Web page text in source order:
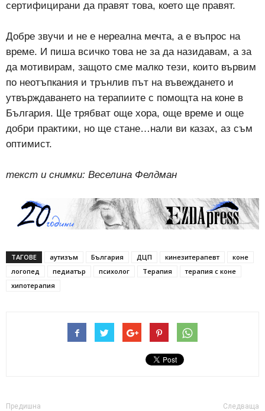
сертифицирани да правят това, което ще правят.
Добре звучи и не е нереална мечта, а е въпрос на
време. И пиша всичко това не за да назидавам, а за
да мотивирам, защото сме малко тези, които вървим
по неотъпкания и трънлив път на въвеждането и
утвърждаването на терапиите с помощта на коне в
България. Ще трябват още хора, още време и още
добри практики, но ще стане…нали ви казах, аз съм
оптимист.
текст и снимки: Веселина Фелдман
ТАГОВЕ аутизъм България ДЦП кинезитерапевт
коне
логопед
педиатър психолог Терапия
терапия с коне
хипотерапия
Предишна Следваща